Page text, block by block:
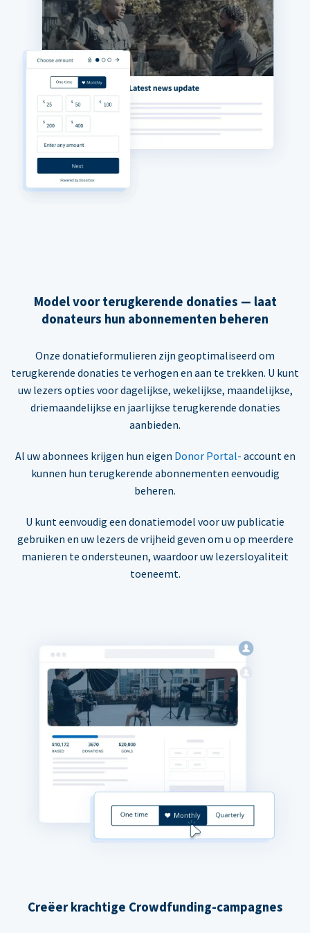
Model voor terugkerende donaties — laat
donateurs hun abonnementen beheren
Onze donatieformulieren zijn geoptimaliseerd om
terugkerende donaties te verhogen en aan te trekken. U kunt
uw lezers opties voor dagelijkse, wekelijkse, maandelijkse,
driemaandelijkse en jaarlijkse terugkerende donaties
aanbieden.
Al uw abonnees krijgen hun eigen Donor Portal- account en
kunnen hun terugkerende abonnementen eenvoudig
beheren.
U kunt eenvoudig een donatiemodel voor uw publicatie
gebruiken en uw lezers de vrijheid geven om u op meerdere
manieren te ondersteunen, waardoor uw lezersloyaliteit
toeneemt.
Creëer krachtige Crowdfunding-campagnes